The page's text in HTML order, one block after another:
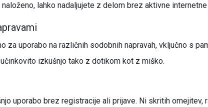
naloženo, lahko nadaljujete z delom brez aktivne
za uporabo na različnih sodobnih napravah, vključno s
izkušnjo tako z dotikom kot z miško.
uporabo brez registracije ali prijave. Ni skritih omejitev,